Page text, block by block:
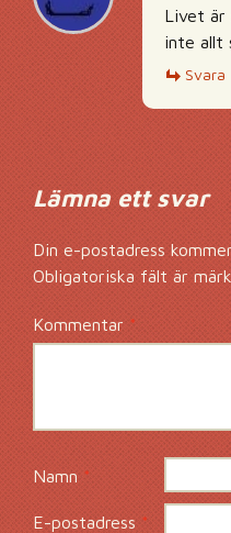
Livet är
inte allt
Svara
Lämna ett svar
Din e-postadress
Obligatoriska fält är
Kommentar*
Namn *
E-postadress*